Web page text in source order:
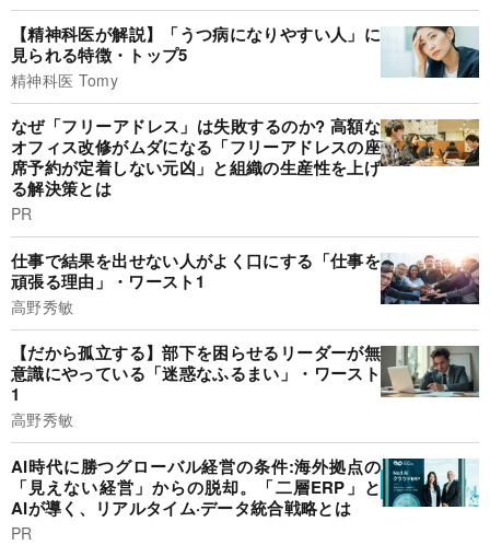
【精神科医が解説】「うつ病になりやすい人」に
見られる特徴・トップ5
精神科医 Tomy
なぜ「フリーアドレス」は失敗するのか? 高額な
オフィス改修がムダになる「フリーアドレスの座
席予約が定着しない元凶」と組織の生産性を上げ
る解決策とは
PR
仕事で結果を出せない人がよく口にする「仕事を
頑張る理由」・ワースト1
高野秀敏
【だから孤立する】部下を困らせるリーダーが無
意識にやっている「迷惑なふるまい」・ワースト
1
高野秀敏
AI時代に勝つグローバル経営の条件:海外拠点の
「見えない経営」からの脱却。「二層ERP」と
AIが導く、リアルタイム·データ統合戦略とは
PR